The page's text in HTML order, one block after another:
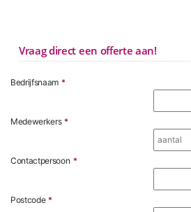
Vraag direct een offerte aan!
Bedrijfsnaam *
Medewerkers *
Contactpersoon *
Postcode *